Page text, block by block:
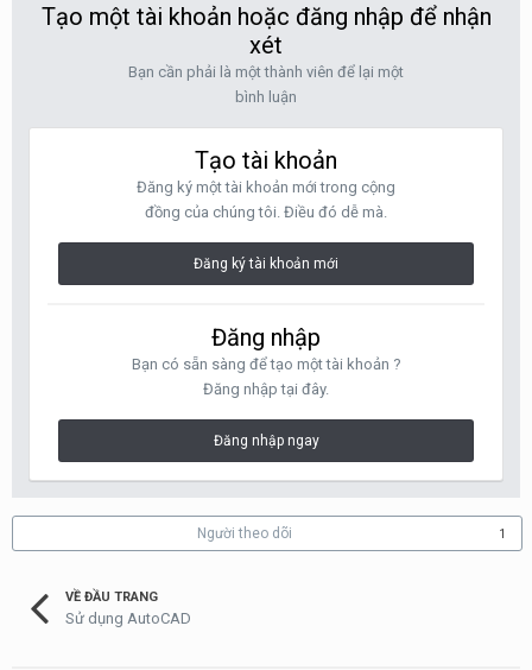
Tạo một tài khoản hoặc đăng nhập để nhận
xét
Bạn cần phải là một thành viên để lại một
bình luận
Tạo tài khoản
Đăng ký một tài khoản mới trong cộng
đồng của chúng tôi. Điều đó dễ mà.
Đăng ký tài khoản mới
Đăng nhập
Bạn có sẵn sàng để tạo một tài khoản ?
Đăng nhập tại đây.
Đăng nhập ngay
Người theo dõi 1
VỀ ĐẦU TRANG
Sử dụng AutoCAD